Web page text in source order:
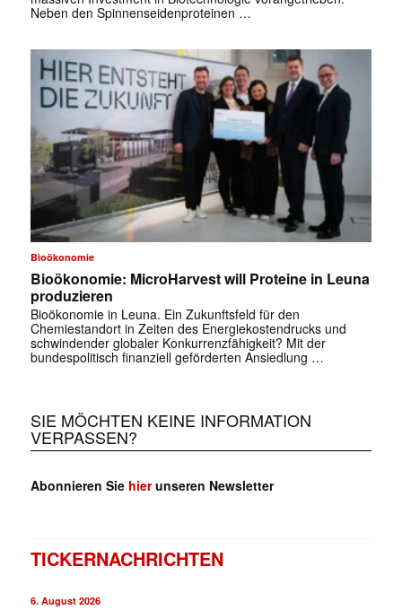
Neben den Spinnenseidenproteinen …
Bioökonomie
Bioökonomie: MicroHarvest will Proteine in Leuna
produzieren
Bioökonomie in Leuna. Ein Zukunftsfeld für den
Chemiestandort in Zeiten des Energiekostendrucks und
schwindender globaler Konkurrenzfähigkeit? Mit der
bundespolitisch finanziell geförderten Ansiedlung …
SIE MÖCHTEN KEINE INFORMATION
VERPASSEN?
Abonnieren Sie hierunseren Newsletter
TICKERNACHRICHTEN
6. August 2026